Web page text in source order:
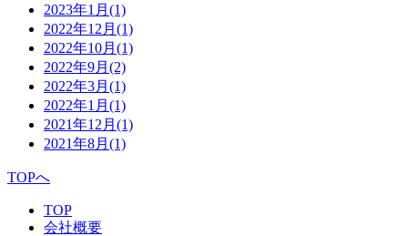
2023年1月 (1)
2022年12月 (1)
2022年10月 (1)
2022年9月 (2)
2022年3月 (1)
2022年1月 (1)
2021年12月 (1)
2021年8月 (1)
TOPへ
TOP
会社概要